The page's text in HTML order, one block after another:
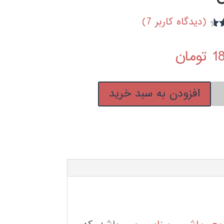
(دیدگاه کاربر 7
)
تومان
افزودن به سبد خرید